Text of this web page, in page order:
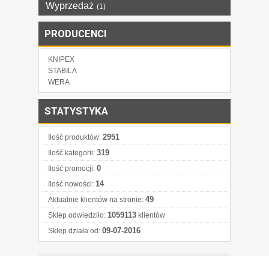
Wyprzedaż (1)
PRODUCENCI
KNIPEX
STABILA
WERA
STATYSTYKA
Ilość produktów: 2951
Ilość kategorii: 319
Ilość promocji: 0
Ilość nowości: 14
Aktualnie klientów na stronie: 49
Sklep odwiedziło: 1059113 klientów
Sklep działa od: 09-07-2016